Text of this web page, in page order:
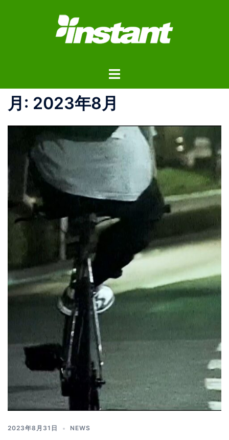
ス
ト
ル
メ
ニ
ュ
月: 2023年8月
2023年8月31日 NEWS